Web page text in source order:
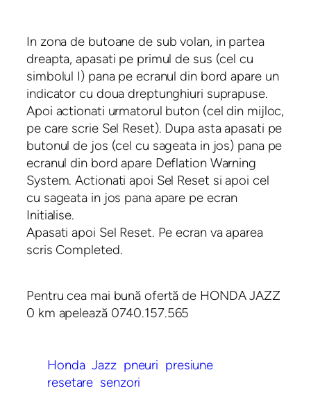
In zona de butoane de sub volan, in partea
dreapta, apasati pe primul de sus (cel cu
simbolul I) pana pe ecranul din bord apare un
indicator cu doua dreptunghiuri suprapuse.
Apoi actionati urmatorul buton (cel din mijloc,
pe care scrie Sel Reset). Dupa asta apasati pe
butonul de jos (cel cu sageata in jos) pana pe
ecranul din bord apare Deflation Warning
System. Actionati apoi Sel Reset si apoi cel
cu sageata in jos pana apare pe ecran
Initialise.
Apasati apoi Sel Reset. Pe ecran va aparea
scris Completed.
Pentru cea mai bună ofertă de HONDA JAZZ
0 km apelează 0740.157.565
Honda Jazz pneuri presiune
resetare senzori